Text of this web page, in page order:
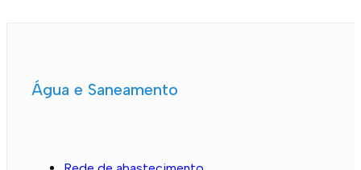
Água e Saneamento